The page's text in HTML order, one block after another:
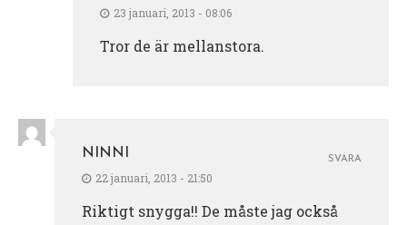
23 januari, 2013 - 08:06
Tror de är mellanstora.
NINNI
22 januari, 2013 - 21:50
Riktigt snygga!! De måste jag också
SVARA